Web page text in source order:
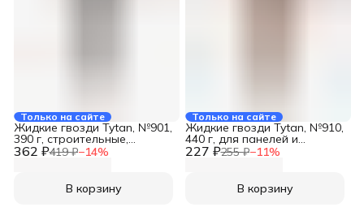
Только на сайте
362 ₽419 ₽−14%
Жидкие гвозди Tytan, №901,
390 г, строительные,
сверхпрочные, бежевые,
В корзину
Только на сайте
227 ₽255 ₽−11%
Жидкие гвозди Tytan, №910,
440 г, для панелей и
молдингов, строительные,
В корзину